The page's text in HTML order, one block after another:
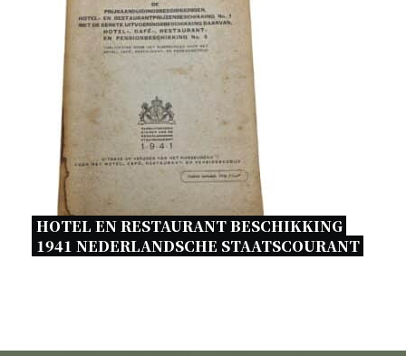
HOTEL EN RESTAURANT BESCHIKKING
1941 NEDERLANDSCHE STAATSCOURANT